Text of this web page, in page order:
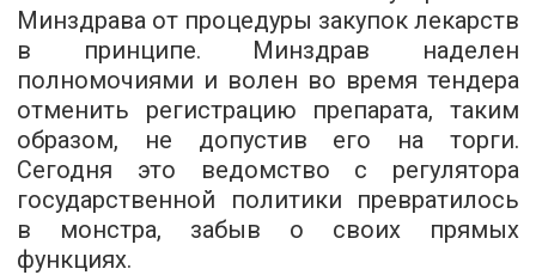
Минздрава от процедуры закупок лекарств
в принципе. Минздрав наделен
полномочиями и волен во время тендера
отменить регистрацию препарата, таким
образом, не допустив его на торги.
Сегодня это ведомство с регулятора
государственной политики превратилось
в монстра, забыв о своих прямых
функциях.